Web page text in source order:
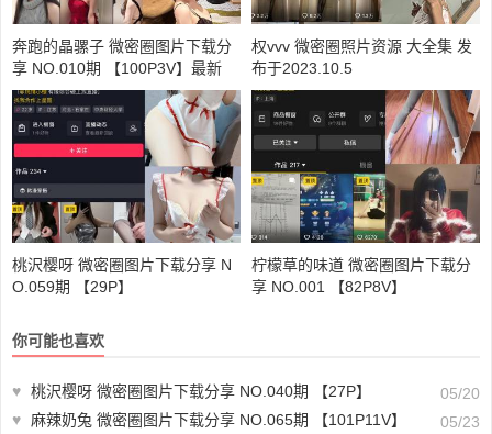
奔跑的晶骡子 微密圈图片下载分
享 NO.010期 【100P3V】最新
至：2023.10.7
权vvv 微密圈照片资源 大全集 发
布于2023.10.5
桃沢樱呀 微密圈图片下载分享 N
O.059期 【29P】
柠檬草的味道 微密圈图片下载分
享 NO.001 【82P8V】
你可能也喜欢
♥ 桃沢樱呀 微密圈图片下载分享 NO.040期 【27P】
05/20
♥
麻辣奶兔 微密圈图片下载分享 NO.065期 【101P11V】
05/23